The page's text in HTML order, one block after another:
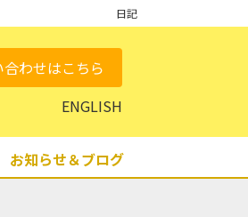
日記
合わせはこちら
ENGLISH
お知らせ＆ブログ